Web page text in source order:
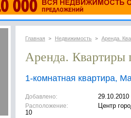
Главная > Недвижимость > Аренда.
Аренда. Квартиры
1-комнатная квартира,
Добавлено:
29.10.2010
Расположение:
Центр
10